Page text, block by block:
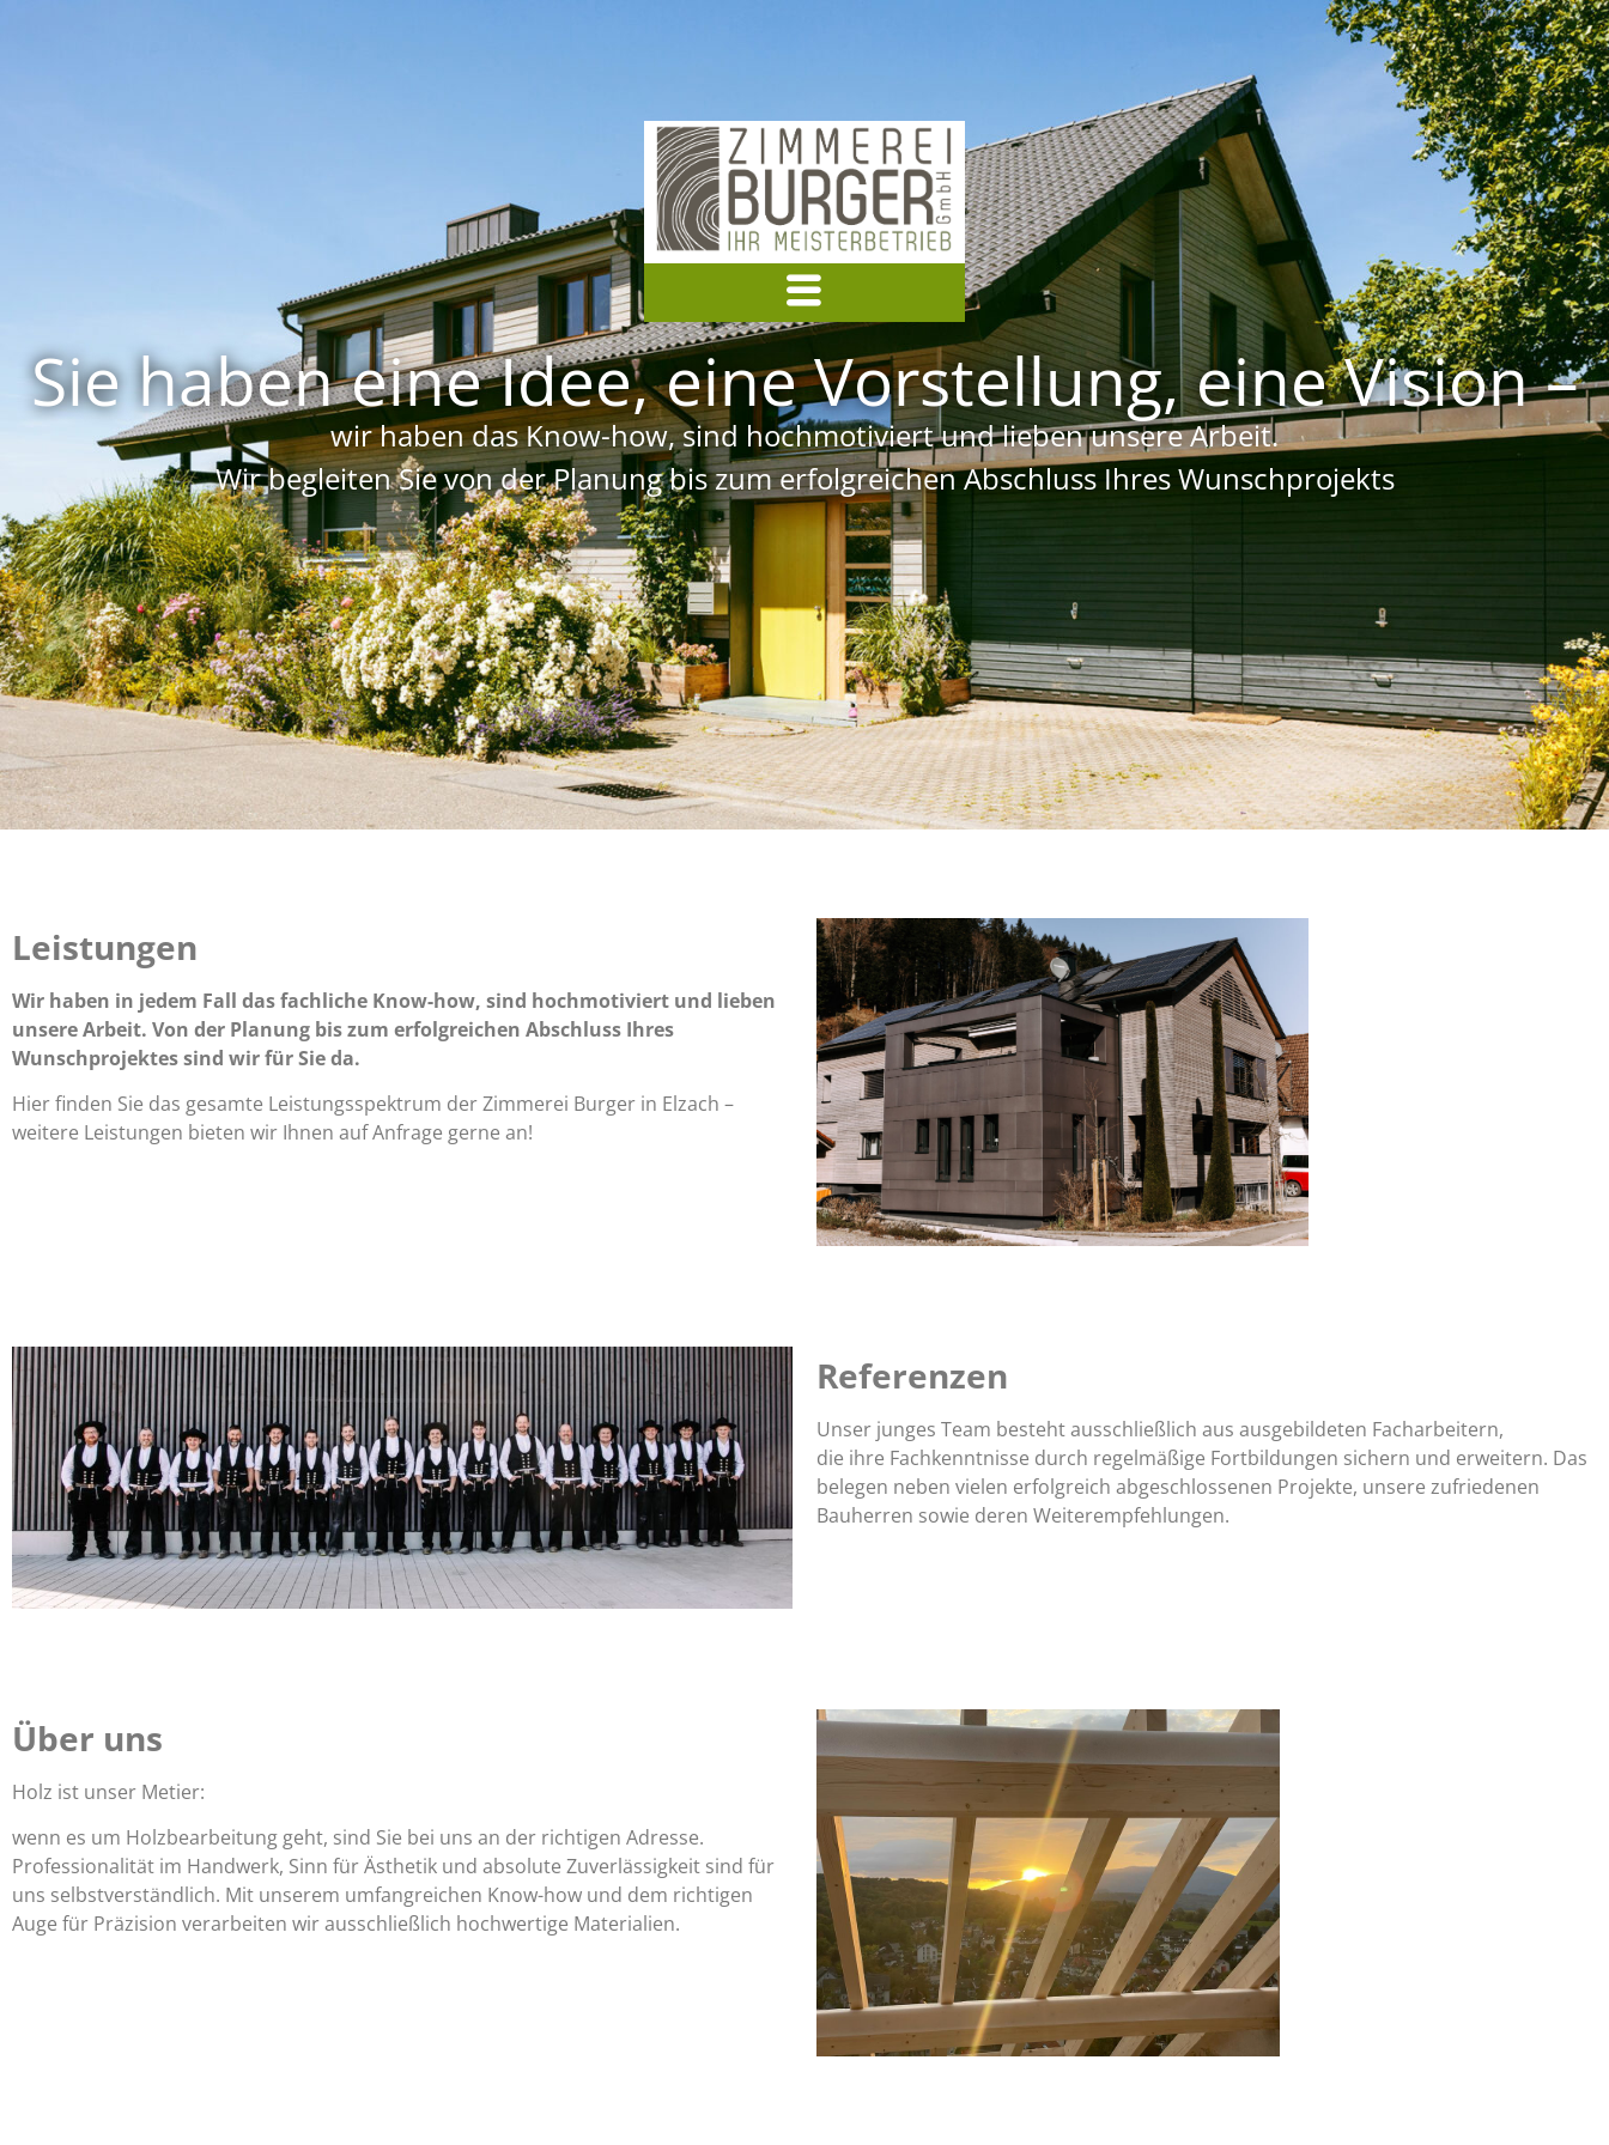
wir haben das Know-how, sind hochmotiviert und lieben unsere Arbeit.
Wir begleiten Sie von der Planung bis zum erfolgreichen Abschluss Ihres Wunschprojekts
Sie haben eine Idee, eine Vorstellung, eine Vision –
Leistungen
Wir haben in jedem Fall das fachliche Know-how, sind hochmotiviert und lieben
unsere Arbeit. Von der Planung bis zum erfolgreichen Abschluss Ihres
Wunschprojektes sind wir für Sie da.
Hier finden Sie das gesamte Leistungsspektrum der Zimmerei Burger in Elzach –
weitere Leistungen bieten wir Ihnen auf Anfrage gerne an!
Referenzen
Unser junges Team besteht ausschließlich aus ausgebildeten Facharbeitern,
die ihre Fachkenntnisse durch regelmäßige Fortbildungen sichern und erweitern. Das
belegen neben vielen erfolgreich abgeschlossenen Projekte, unsere zufriedenen
Bauherren sowie deren Weiterempfehlungen.
Über uns
Holz ist unser Metier:
wenn es um Holzbearbeitung geht, sind Sie bei uns an der richtigen Adresse.
Professionalität im Handwerk, Sinn für Ästhetik und absolute Zuverlässigkeit sind für
uns selbstverständlich. Mit unserem umfangreichen Know-how und dem richtigen
Auge für Präzision verarbeiten wir ausschließlich hochwertige Materialien.